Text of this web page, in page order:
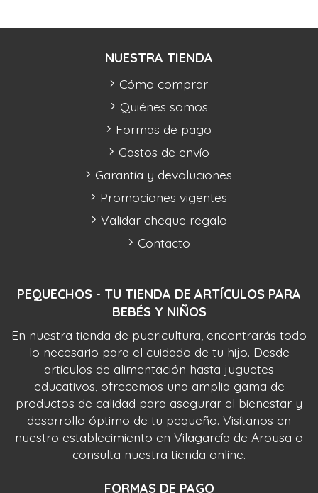
PEQUECHOS - TU TIENDA DE ARTÍCULOS PARA
BEBÉS Y NIÑOS
En nuestra tienda de puericultura, encontrarás todo
lo necesario para el cuidado de tu hijo. Desde
artículos de alimentación hasta juguetes
educativos, ofrecemos una amplia gama de
productos de calidad para asegurar el bienestar y
desarrollo óptimo de tu pequeño. Visítanos en
nuestro establecimiento en Vilagarcía de Arousa o
consulta nuestra tienda online.
FORMAS DE PAGO
NUESTRA TIENDA
Cómo comprar
Quiénes somos
Formas de pago
Gastos de envío
Garantía y devoluciones
Promociones vigentes
Validar cheque regalo
Contacto